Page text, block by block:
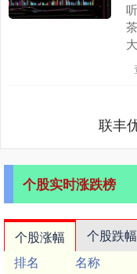
联丰
个股实时涨跌榜
个股涨幅 个股跌幅
排名
名称